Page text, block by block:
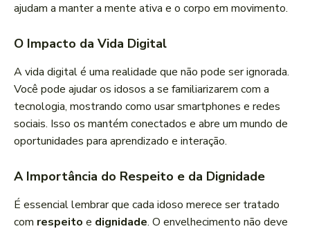
ajudam a manter a mente ativa e o corpo em movimento.
O Impacto da Vida Digital
A vida digital é uma realidade que não pode ser ignorada.
Você pode ajudar os idosos a se familiarizarem com a
tecnologia, mostrando como usar smartphones e redes
sociais. Isso os mantém conectados e abre um mundo de
oportunidades para aprendizado e interação.
A Importância do Respeito e da Dignidade
É essencial lembrar que cada idoso merece ser tratado
com respeito e dignidade. O envelhecimento não deve